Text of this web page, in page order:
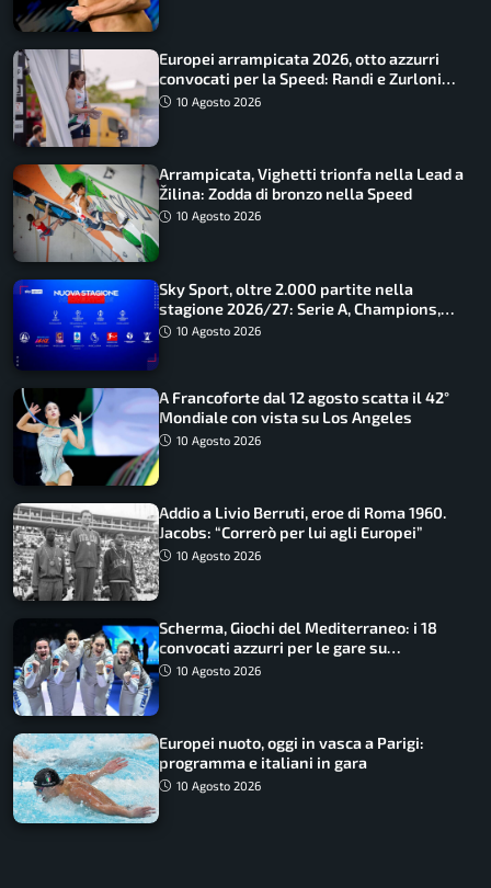
Europei arrampicata 2026, otto azzurri
convocati per la Speed: Randi e Zurloni
guidano l’Italia
10 Agosto 2026
Arrampicata, Vighetti trionfa nella Lead a
Žilina: Zodda di bronzo nella Speed
10 Agosto 2026
Sky Sport, oltre 2.000 partite nella
stagione 2026/27: Serie A, Champions,
Premier e tutte le novità
10 Agosto 2026
A Francoforte dal 12 agosto scatta il 42°
Mondiale con vista su Los Angeles
10 Agosto 2026
Addio a Livio Berruti, eroe di Roma 1960.
Jacobs: “Correrò per lui agli Europei”
10 Agosto 2026
Scherma, Giochi del Mediterraneo: i 18
convocati azzurri per le gare su
SportFaceTV
10 Agosto 2026
Europei nuoto, oggi in vasca a Parigi:
programma e italiani in gara
10 Agosto 2026